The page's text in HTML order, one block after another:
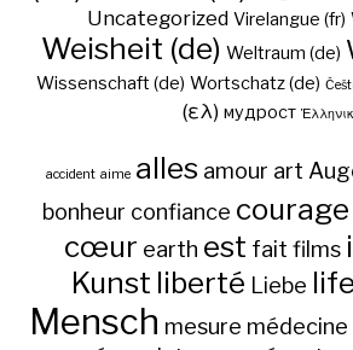
Uncategorized Virelangue (fr)
Weisheit (de) Weltraum (de)
Wissenschaft (de) Wortschatz (de)
(ελ) мудрост
accident aime alles amour art
bonheur confiance courage
cœur earth est fait films
Kunst liberté Liebe life
Mensch mesure médecine